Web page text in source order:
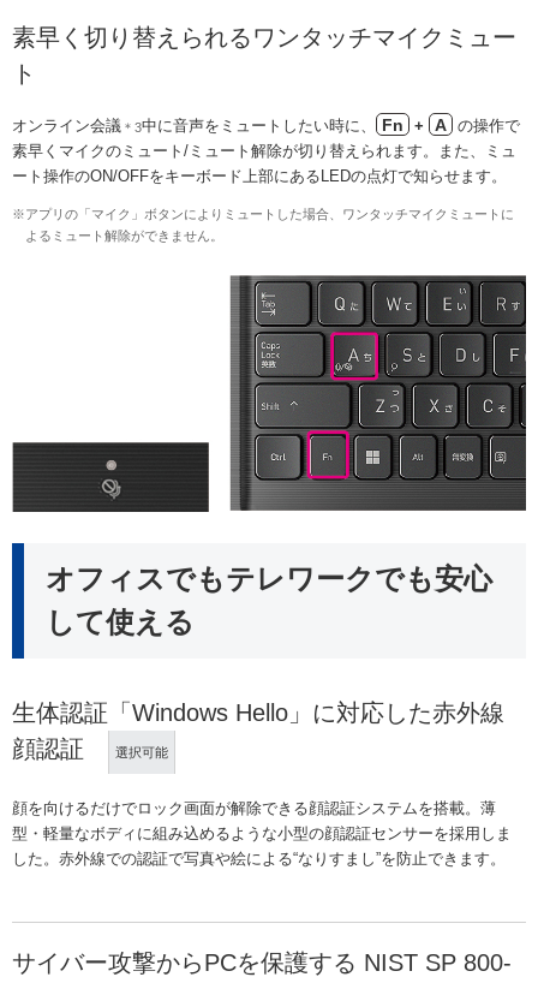
素早く切り替えられるワンタッチマイクミュー
ト
オンライン会議 ＊3中に音声をミュートしたい時に、 Fn + A の操作で
素早くマイクのミュート/ミュート解除が切り替えられます。また、ミュ
ート操作のON/OFFをキーボード上部にあるLEDの点灯で知らせます。
※アプリの「マイク」ボタンによりミュートした場合、ワンタッチマイクミュートに
よるミュート解除ができません。
オフィスでもテレワークでも安心
して使える
生体認証「Windows Hello」に対応した赤外線
顔認証
選択可能
顔を向けるだけでロック画面が解除できる顔認証システムを搭載。薄
型・軽量なボディに組み込めるような小型の顔認証センサーを採用しま
した。赤外線での認証で写真や絵による“なりすまし”を防止できます。
サイバー攻撃からPCを保護する NIST SP 800-